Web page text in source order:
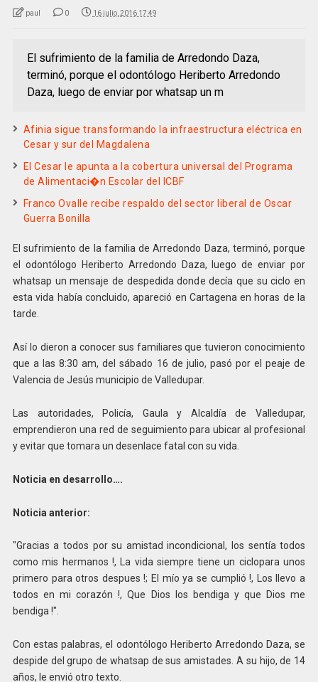
paul 0 16 julio, 2016 17:49
El sufrimiento de la familia de Arredondo Daza,
terminó, porque el odontólogo Heriberto Arredondo
Daza, luego de enviar por whatsap un m
Afinia sigue transformando la infraestructura eléctrica en
Cesar y sur del Magdalena
El Cesar le apunta a la cobertura universal del Programa
de Alimentaci�n Escolar del ICBF
Franco Ovalle recibe respaldo del sector liberal de Oscar
Guerra Bonilla
El sufrimiento de la familia de Arredondo Daza, terminó, porque
el odontólogo Heriberto Arredondo Daza, luego de enviar por
whatsap un mensaje de despedida donde decía que su ciclo en
esta vida había concluido, apareció en Cartagena en horas de la
tarde.
Así lo dieron a conocer sus familiares que tuvieron conocimiento
que a las 8:30 am, del sábado 16 de julio, pasó por el peaje de
Valencia de Jesús municipio de Valledupar.
Las autoridades, Policía, Gaula y Alcaldía de Valledupar,
emprendieron una red de seguimiento para ubicar al profesional
y evitar que tomara un desenlace fatal con su vida.
Noticia en desarrollo….
Noticia anterior:
"Gracias a todos por su amistad incondicional, los sentía todos
como mis hermanos !, La vida siempre tiene un ciclopara unos
primero para otros despues !; El mío ya se cumplió !, Los llevo a
todos en mi corazón !, Que Dios los bendiga y que Dios me
bendiga !".
Con estas palabras, el odontólogo Heriberto Arredondo Daza, se
despide del grupo de whatsap de sus amistades. A su hijo, de 14
años, le envió otro texto.